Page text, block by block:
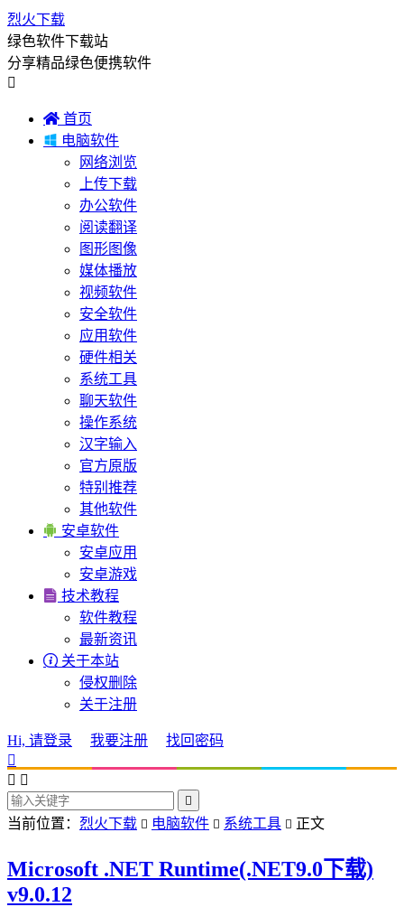
烈火下载
绿色软件下载站
分享精品绿色便携软件

 首页
 电脑软件
网络浏览
上传下载
办公软件
阅读翻译
图形图像
媒体播放
视频软件
安全软件
应用软件
硬件相关
系统工具
聊天软件
操作系统
汉字输入
官方原版
特别推荐
其他软件
 安卓软件
安卓应用
安卓游戏
 技术教程
软件教程
最新资讯
 关于本站
侵权删除
关于注册
Hi, 请登录 我要注册
找回密码

 

当前位置： 烈火下载  电脑软件  系统工具  正文
Microsoft .NET Runtime(.NET9.0下载)
v9.0.12